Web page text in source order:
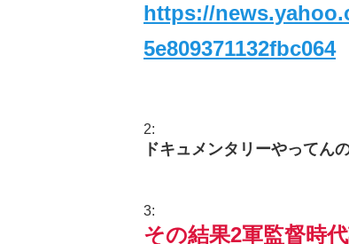
https://
5e809371132fbc064
2:
ドキュメンタリーやってん
3:
その結果2軍監督時